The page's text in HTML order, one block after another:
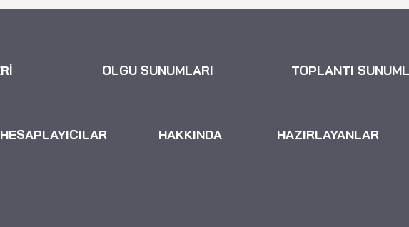
OLGU SUNUMLARI TOPLANTI
HESAPLAYICILAR HAKKINDA HAZIRLAYANLAR